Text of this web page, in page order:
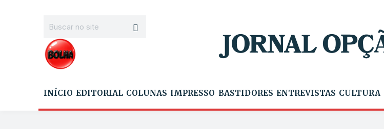
INÍCIO EDITORIAL COLUNAS IMPRESSO BASTIDORES ENTREVISTAS CULTURA